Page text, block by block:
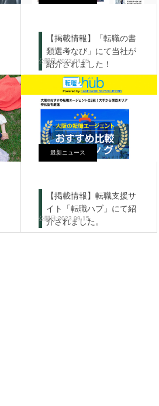
【掲載情報】「転職の書
類選考なび」にて当社が
紹介されました！
2022.04.05
最新ニュース
【掲載情報】転職支援サ
イト「転職ハブ」にて紹
介されました。
2023.09.15